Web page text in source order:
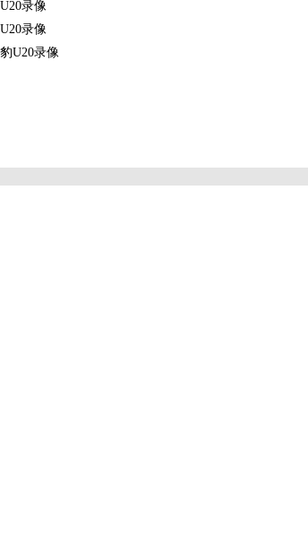
录像
录像
U20录像